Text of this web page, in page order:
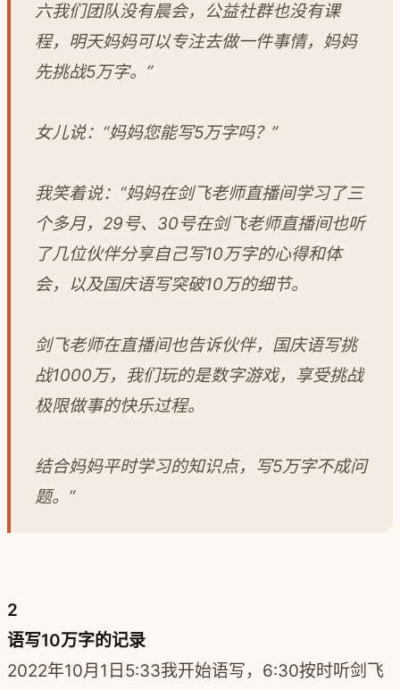
六我们团队没有晨会，公益社群也没有课
程，明天妈妈可以专注去做一件事情，妈妈
先挑战5万字。”
女儿说：“妈妈您能写5万字吗？”
我笑着说：“妈妈在剑飞老师直播间学习了三
个多月，29号、30号在剑飞老师直播间也听
了几位伙伴分享自己写10万字的心得和体
会，以及国庆语写突破10万的细节。
剑飞老师在直播间也告诉伙伴，国庆语写挑
战1000万，我们玩的是数字游戏，享受挑战
极限做事的快乐过程。
结合妈妈平时学习的知识点，写5万字不成问
题。”
2
语写10万字的记录
2022年10月1日5:33我开始语写，6:30按时听剑飞